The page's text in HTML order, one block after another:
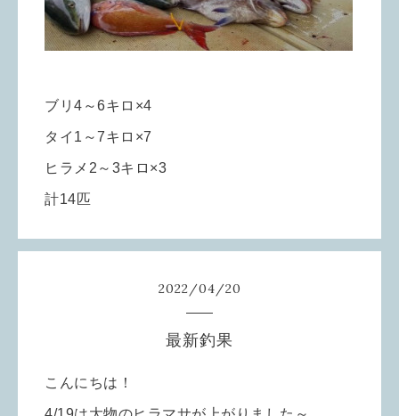
ブリ4～6キロ×4
タイ1～7キロ×7
ヒラメ2～3キロ×3
計14匹
2022/04/20
最新釣果
こんにちは！